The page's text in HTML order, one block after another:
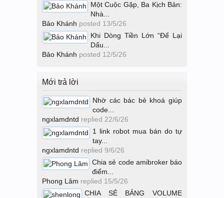
Một Cuộc Gặp, Ba Kịch Bản:
Nhà...
Bảo Khánh posted 13/5/26
Khi Dòng Tiền Lớn “Để Lại
Dấu...
Bảo Khánh posted 12/5/26
Mới trả lời
Nhờ các bác bẻ khoá giúp
code...
ngxlamdntd replied 22/6/26
1 link robot mua bán do tự
tay...
ngxlamdntd replied 9/6/26
Chia sẻ code amibroker báo
điểm...
Phong Lâm replied 15/5/26
CHIA SẺ BẢNG VOLUME